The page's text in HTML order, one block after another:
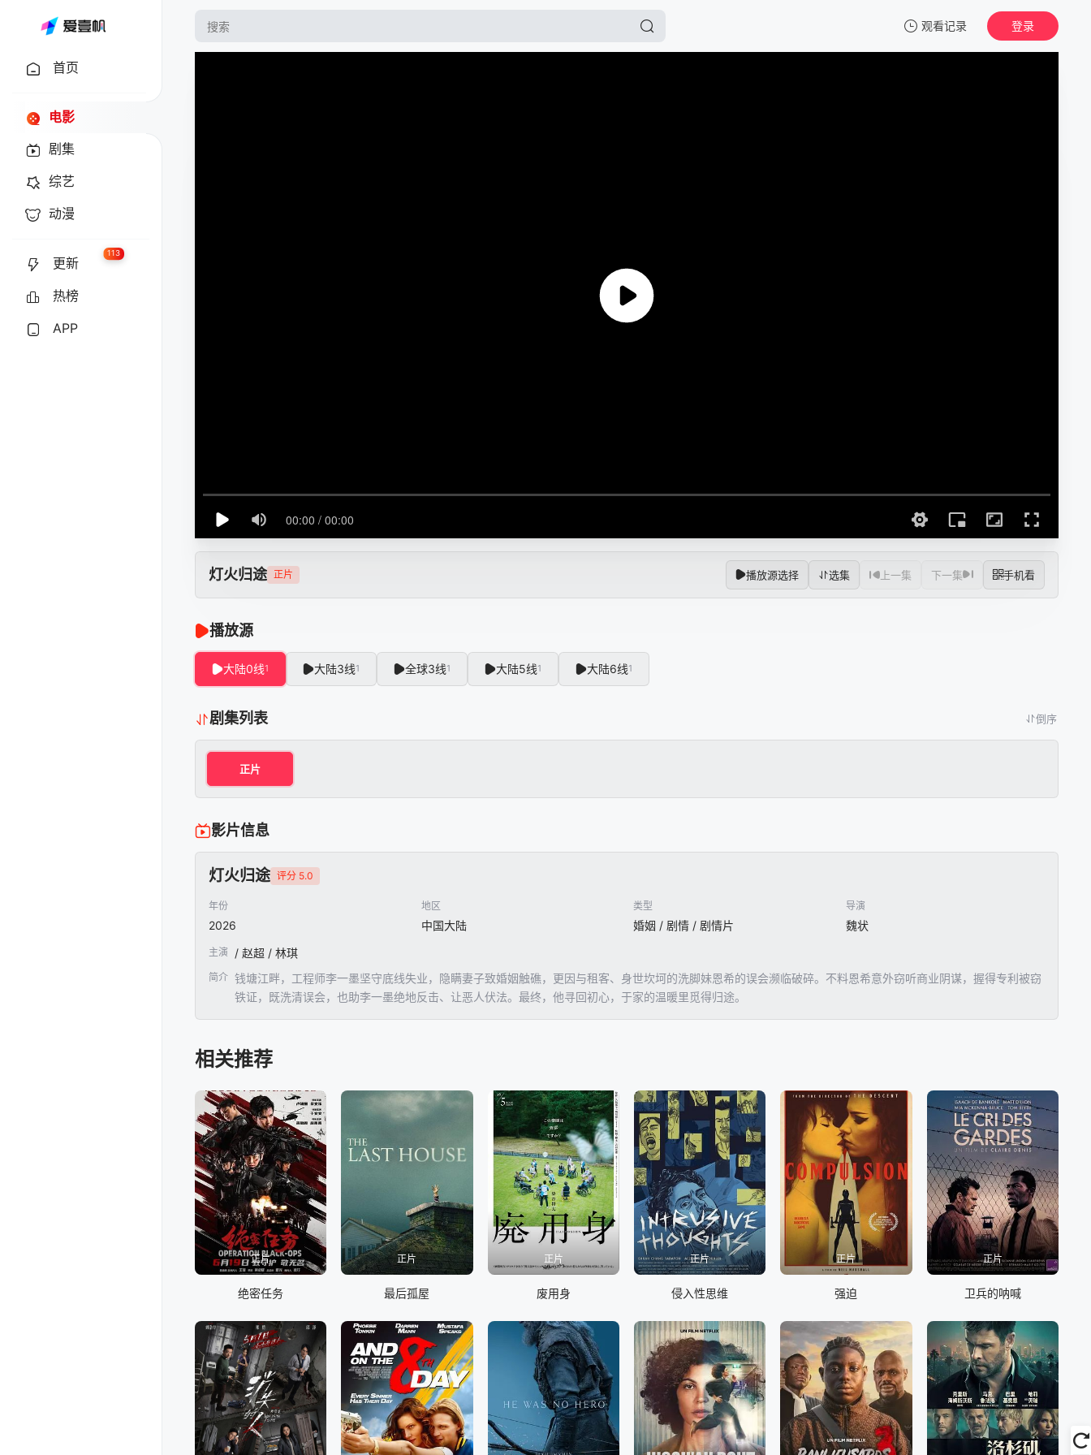
观看记录 登录
首页
电影
剧集
综艺
动漫
更新
113
热榜
APP
灯火归途 正片 播放源选择 选集 上一集 下一集 手机看
播放源
大陆0线1 大陆3线1 全球3线1 大陆5线1 大陆6线1
剧集列表 倒序
正片
影片信息
灯火归途 评分 5.0
年份
2026
地区
中国大陆
类型
婚姻 / 剧情 / 剧情片
导演
魏状
主演 / 赵超 / 林琪
简介 钱塘江畔，工程师李一墨坚守底线失业，隐瞒妻子致婚姻触礁，更因与租客、身世坎坷的洗脚妹恩希的误会濒临破碎。不料恩希意外窃听商业阴谋，握得专利被窃
铁证，既洗清误会，也助李一墨绝地反击、让恶人伏法。最终，他寻回初心，于家的温暖里觅得归途。
相关推荐
正片
绝密任务
正片
最后孤屋
正片
废用身
正片
侵入性思维
正片
强迫
正片
卫兵的呐喊